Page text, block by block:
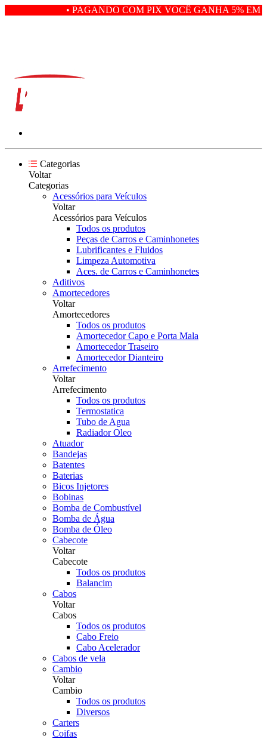
• PAGANDO COM PIX VOCÊ GANHA 5% EM
Categorias
Voltar
Categorias
Acessórios para Veículos
Voltar
Acessórios para Veículos
Todos os produtos
Peças de Carros e Caminhonetes
Lubrificantes e Fluidos
Limpeza Automotiva
Aces. de Carros e Caminhonetes
Aditivos
Amortecedores
Voltar
Amortecedores
Todos os produtos
Amortecedor Capo e Porta Mala
Amortecedor Traseiro
Amortecedor Dianteiro
Arrefecimento
Voltar
Arrefecimento
Todos os produtos
Termostatica
Tubo de Agua
Radiador Oleo
Atuador
Bandejas
Batentes
Baterias
Bicos Injetores
Bobinas
Bomba de Combustível
Bomba de Água
Bomba de Óleo
Cabecote
Voltar
Cabecote
Todos os produtos
Balancim
Cabos
Voltar
Cabos
Todos os produtos
Cabo Freio
Cabo Acelerador
Cabos de vela
Cambio
Voltar
Cambio
Todos os produtos
Diversos
Carters
Coifas